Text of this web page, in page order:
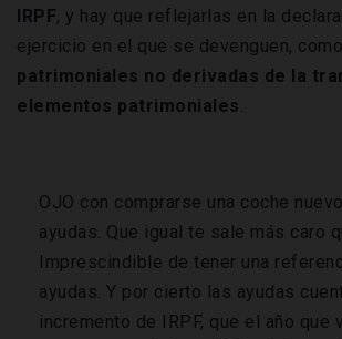
IRPF, y hay que reflejarlas en la
ejercicio en el que se devenguen, como
patrimoniales no derivadas de la
elementos patrimoniales.
OJO con comprarse una coche
ayudas. Que igual te sale más caro
Imprescindible de tener una
ayudas. Y por cierto las ayudas
incremento de IRPF, que el año que